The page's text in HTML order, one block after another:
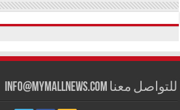
للتواصل معنا info@mymallnews.com